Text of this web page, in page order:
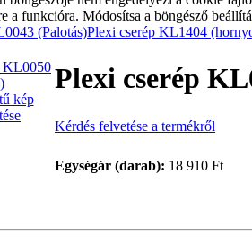
a funkcióra. Módosítsa a böngésző
(Palotás)Plexi cserép KL1404
kép
Plexi cserép
Kérdés felvetése a termékről
Egységár (darab): 18 910 Ft